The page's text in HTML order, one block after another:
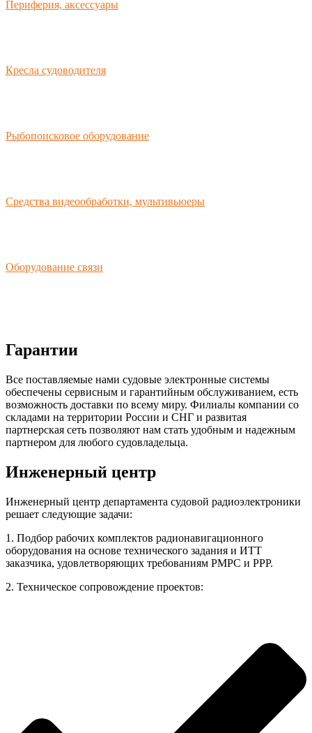
Периферия, аксессуары
Кресла судоводителя
Рыбопоисковое оборудование
Средства видеообработки, мультивьюеры
Оборудование связи
Гарантии
Все поставляемые нами судовые электронные системы
обеспечены сервисным и гарантийным обслуживанием, есть
возможность доставки по всему миру. Филиалы компании со
складами на территории России и СНГ и развитая
партнерская сеть позволяют нам стать удобным и надежным
партнером для любого судовладельца.
Инженерный центр
Инженерный центр департамента судовой радиоэлектроники
решает следующие задачи:
1. Подбор рабочих комплектов радионавигационного
оборудования на основе технического задания и ИТТ
заказчика, удовлетворяющих требованиям РМРС и РРР.
2. Техническое сопровождение проектов: